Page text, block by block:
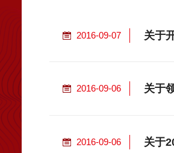
2016-09-07 关于
2016-09-06 关于
2016-09-06 关于